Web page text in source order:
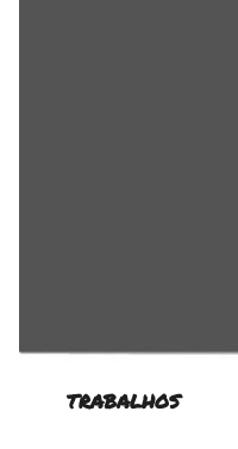
TRABALHOS